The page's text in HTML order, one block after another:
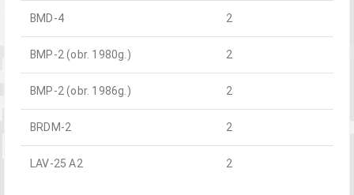
BMD-4 2
BMP-2 (obr. 1980g.) 2
BMP-2 (obr. 1986g.) 2
BRDM-2 2
LAV-25 A2 2